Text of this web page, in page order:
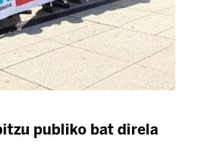
publiko bat direla